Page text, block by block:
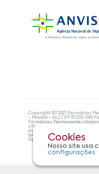
Cookies
Nosso site usa
configurações.
Copyright ©? 2021 Farmácias
- Maceió - AL| CEP:57.051-000
Farmácias Permanente |
site não devem ser utilizadas
diagnosticar problemas de
tecnologias mais avançadas
Farmácias Permanente. Todos